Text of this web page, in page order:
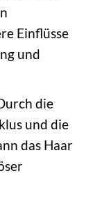
Einflüsse
und
die
und die
das Haar